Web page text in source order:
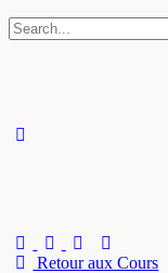
Recherche
pour:
Retour aux Cours